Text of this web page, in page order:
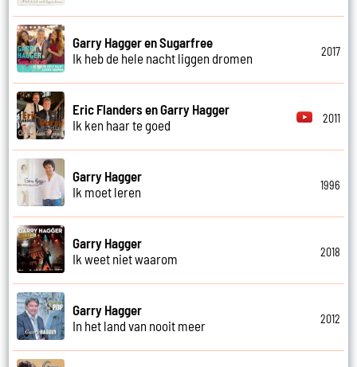
Garry Hagger en Sugarfree
Ik heb de hele nacht liggen dromen
2017
Eric Flanders en Garry Hagger
Ik ken haar te goed
2011
Garry Hagger
Ik moet leren
1996
Garry Hagger
Ik weet niet waarom
2018
Garry Hagger
In het land van nooit meer
2012